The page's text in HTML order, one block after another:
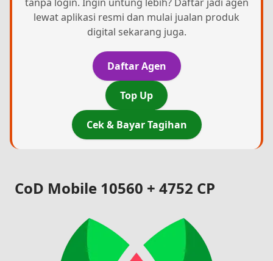
lewat aplikasi resmi dan mulai jualan produk
digital sekarang juga.
Daftar Agen
Top Up
Cek & Bayar Tagihan
CoD Mobile 10560 + 4752 CP